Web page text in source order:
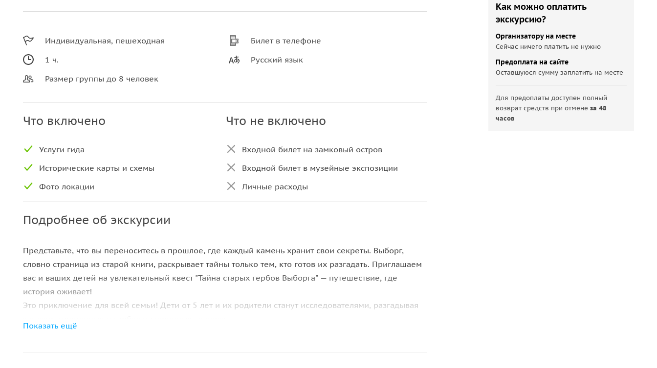
Индивидуальная, пешеходная
1 ч.
Размер группы до 8 человек
Билет в телефоне
Русский язык
Что включено
Исторические карты и схемы
Фото локации
Что не включено
Входной билет на замковый остров
Входной билет в музейные экспозиции
Личные расходы
Подробнее об экскурсии
Представьте, что вы переноситесь в прошлое, где каждый камень хранит свои секреты. Выборг,
словно страница из старой книги, раскрывает тайны только тем, кто готов их разгадать. Приглашаем
вас и ваших детей на увлекательный квест "Тайна старых гербов Выборга" — путешествие, где
история оживает!
Это приключение для всей семьи! Дети от 5 лет и их родители станут исследователями, разгадывая
Показать ещё
Как можно оплатить
экскурсию?
Организатору на месте
Сейчас ничего платить не нужно
Предоплата на сайте
Оставшуюся сумму заплатить на месте
Для предоплаты доступен полный
возврат средств при отменеза 48
часов